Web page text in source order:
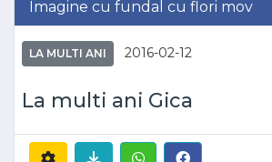
Imagine cu fundal cu flori mov
LA MULTI ANI 2016-02-12
La multi ani Gica